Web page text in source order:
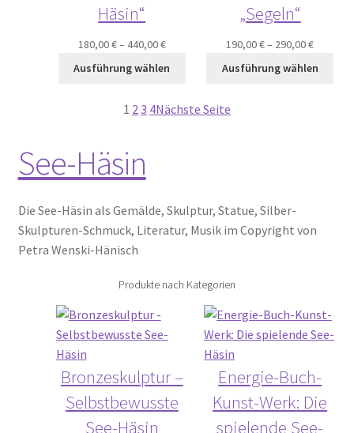
Häsin“
180,00€– 440,00€
Ausführung wählen
„Segeln“
190,00€– 290,00€
Ausführung wählen
1 2 3 4Nächste Seite
See-Häsin
Die See-Häsin als Gemälde, Skulptur, Statue, Silber-
Skulpturen-Schmuck, Literatur, Musik im Copyright von
Petra Wenski-Hänisch
Produkte nach Kategorien
Bronzeskulptur –
Selbstbewusste
See-Häsin
Energie-Buch-
Kunst-Werk: Die
spielende See-